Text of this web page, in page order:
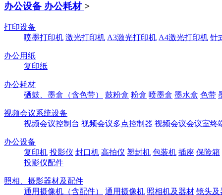
办公设备 办公耗材 >
打印设备
喷墨打印机 激光打印机 A3激光打印机 A4激光打印机 针
办公用纸
复印纸
办公耗材
硒鼓、墨盒（含色带）
鼓粉盒 粉盒 喷墨盒 墨水盒 色带
视频会议系统设备
视频会议控制台 视频会议多点控制器 视频会议会议室终
办公设备
复印机 投影仪 封口机 高拍仪 塑封机 包装机 插座 保险箱
投影仪配件
照相、摄影器材及配件
通用摄像机（含配件）
通用摄像机 照相机及器材 镜头及